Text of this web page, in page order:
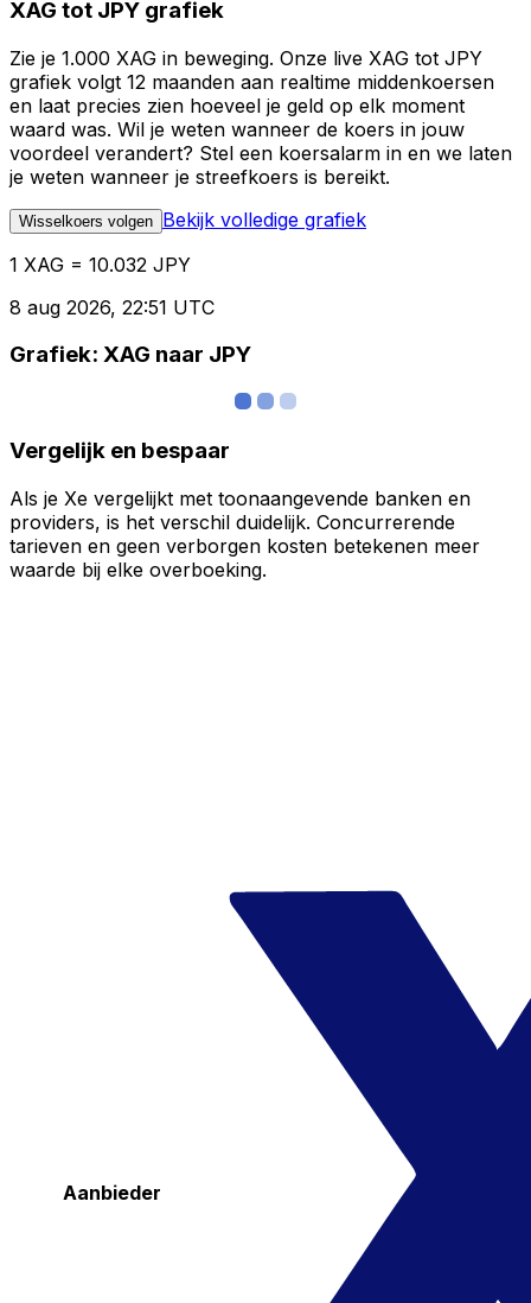
XAG tot JPY grafiek
Zie je 1.000 XAG in beweging. Onze live XAG tot JPY
grafiek volgt 12 maanden aan realtime middenkoersen
en laat precies zien hoeveel je geld op elk moment
waard was. Wil je weten wanneer de koers in jouw
voordeel verandert? Stel een koersalarm in en we laten
je weten wanneer je streefkoers is bereikt.
Wisselkoers volgen Bekijk volledige grafiek
1 XAG = 10.032 JPY
8 aug 2026, 22:51 UTC
Grafiek: XAG naar JPY
Vergelijk en bespaar
Als je Xe vergelijkt met toonaangevende banken en
providers, is het verschil duidelijk. Concurrerende
tarieven en geen verborgen kosten betekenen meer
waarde bij elke overboeking.
Aanbieder